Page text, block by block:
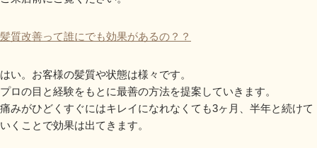
髪質改善って誰にでも効果があるの？？
はい。お客様の髪質や状態は様々です。
プロの目と経験をもとに最善の方法を提案していきます。
痛みがひどくすぐにはキレイになれなくても3ヶ月、半年と続けて
いくことで効果は出てきます。